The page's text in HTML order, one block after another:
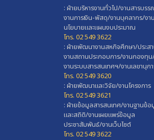
: ฝ่ายบริหารงานทั่วไป/งานสารบร
งานการเงิน-พัสดุ/งานบุคลากร/งาน
นโยบายและแผนงบประมาณ
โทร. 02 549 3622
: ฝ่ายพัฒนางานสหกิจศึกษา/ประส
งานสถานประกอบการ/งานกองทุ
งานระบบสารสนเทศฯ/งานเลขานุก
โทร. 02 549 3620
: ฝ่ายพัฒนาและวิจัย/งานโครงการ
โทร. 02 549 3621
: ฝ่ายข้อมูลสารสนเทศ/งานฐานข้อ
และสถิติ/งานเผยแพร่ข้อมูล
ประชาสัมพันธ์/งานเว็บไซต์
โทร. 02 549 3622